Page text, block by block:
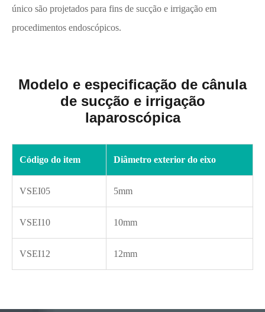
único são projetados para fins de sucção e irrigação em
procedimentos endoscópicos.
Modelo e especificação de cânula
de sucção e irrigação
laparoscópica
Código do item Diâmetro exterior do eixo
VSEI05 5mm
VSEI10 10mm
VSEI12 12mm